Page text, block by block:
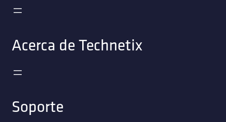
Acerca de Technetix
Soporte